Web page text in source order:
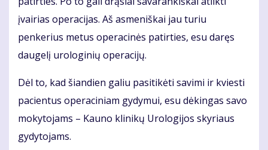
įvairias operacijas. Aš asmeniškai jau turiu
penkerius metus operacinės patirties, esu daręs
daugelį urologinių operacijų.
Dėl to, kad šiandien galiu pasitikėti savimi ir kviesti
pacientus operaciniam gydymui, esu dėkingas savo
mokytojams – Kauno klinikų Urologijos skyriaus
gydytojams.